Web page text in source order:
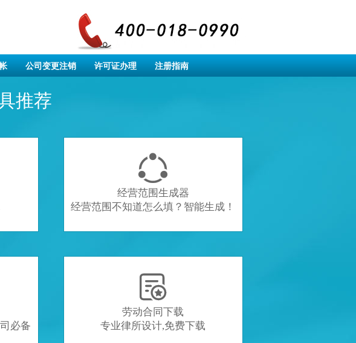
公司变更注销 许可证办理 注册指南
推荐

经营范围生成器
经营范围不知道怎么填？智能生成！
必备

劳动合同下载
专业律所设计,免费下载